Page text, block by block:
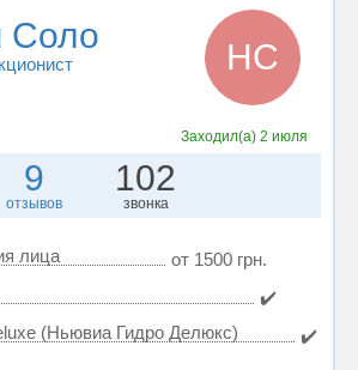
Соло
НС
Заходил(а) 2 июля
9
отзывов
102
звонка
лица
от 1500 грн.
✔️
(Ньювиа Гидро Делюкс)
✔️